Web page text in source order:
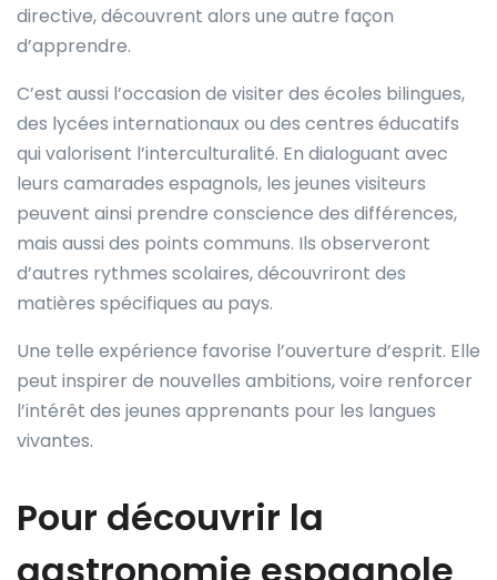
directive, découvrent alors une autre façon
d’apprendre.
C’est aussi l’occasion de visiter des écoles bilingues,
des lycées internationaux ou des centres éducatifs
qui valorisent l’interculturalité. En dialoguant avec
leurs camarades espagnols, les jeunes visiteurs
peuvent ainsi prendre conscience des différences,
mais aussi des points communs. Ils observeront
d’autres rythmes scolaires, découvriront des
matières spécifiques au pays.
Une telle expérience favorise l’ouverture d’esprit. Elle
peut inspirer de nouvelles ambitions, voire renforcer
l’intérêt des jeunes apprenants pour les langues
vivantes.
Pour découvrir la